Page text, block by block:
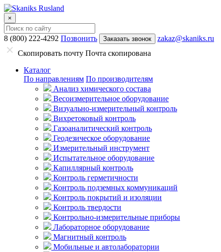
×
8 (800) 222-4292 Позвонить Заказать звонок
zakaz@skaniks.ru
Скопировать почту Почта скопирована
Каталог
По направлениям По производителям
Анализ химического состава
Весоизмерительное оборудование
Визуально-измерительный контроль
Вихретоковый контроль
Газоаналитический контроль
Геодезическое оборудование
Измерительный инструмент
Испытательное оборудование
Капиллярный контроль
Контроль герметичности
Контроль подземных коммуникаций
Контроль покрытий и изоляции
Контроль твердости
Контрольно-измерительные приборы
Лабораторное оборудование
Магнитный контроль
Мобильные и автолаборатории